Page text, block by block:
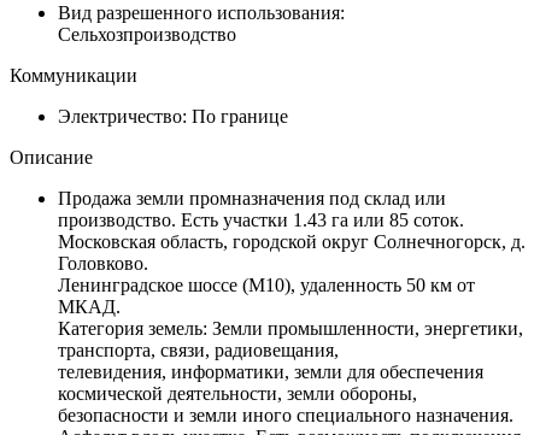
Вид разрешенного использования:
Сельхозпроизводство
Коммуникации
Электричество: По границе
Описание
Продажа земли промназначения под склад или
производство. Есть участки 1.43 га или 85 соток.
Московская область, городской округ Солнечногорск, д.
Головково.
Ленинградское шоссе (М10), удаленность 50 км от
МКАД.
Категория земель: Земли промышленности, энергетики,
транспорта, связи, радиовещания,
телевидения, информатики, земли для обеспечения
космической деятельности, земли обороны,
безопасности и земли иного специального назначения.